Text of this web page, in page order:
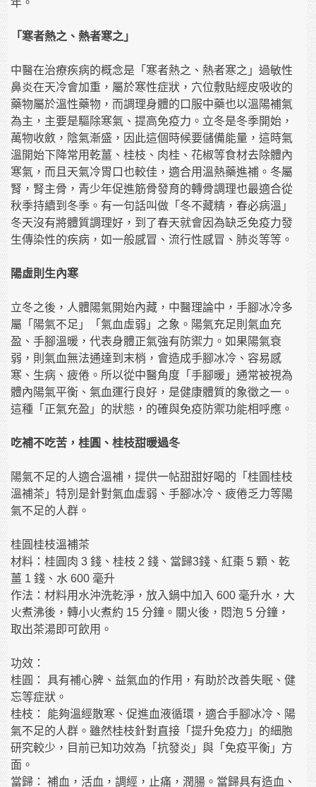
年。
「寒者熱之、熱者寒之」
中醫在治療疾病的概念是「寒者熱之、熱者寒之」過敏性
鼻炎在天冷會加重，屬於寒性症狀，穴位敷貼經皮吸收的
藥物屬於溫性藥物，而調理身體的口服中藥也以溫陽補氣
為主，主要是驅除寒氣、提高免疫力。立冬是冬季開始，
萬物收斂，陰氣漸盛，因此這個時候要儲備能量，這時氣
溫開始下降常用乾薑、桂枝、肉桂、花椒等食材去除體內
寒氣，而且天氣冷胃口也較佳，適合用溫熱藥進補。冬屬
腎，腎主骨，青少年促進筋骨發育的轉骨調理也最適合從
秋季持續到冬季。有一句話叫做「冬不藏精，春必病溫」
冬天沒有將體質調理好，到了春天就會因為缺乏免疫力發
生傳染性的疾病，如一般感冒、流行性感冒、肺炎等等。
陽虛則生內寒
立冬之後，人體陽氣開始內藏，中醫理論中，手腳冰冷多
屬「陽氣不足」「氣血虛弱」之象。陽氣充足則氣血充
盈、手腳溫暖，代表身體正氣強有防禦力。如果陽氣衰
弱，則氣血無法通達到末梢，會造成手腳冰冷、容易感
寒、生病、疲倦。所以從中醫角度「手腳暖」通常被視為
體內陽氣平衡、氣血運行良好，是健康體質的象徵之一。
這種「正氣充盈」的狀態，的確與免疫防禦功能相呼應。
吃補不吃苦，桂圓、桂枝甜暖過冬
陽氣不足的人適合溫補，提供一帖甜甜好喝的「桂圓桂枝
溫補茶」特別是針對氣血虛弱、手腳冰冷、疲倦乏力等陽
氣不足的人群。
桂圓桂枝溫補茶
材料：桂圓肉 3 錢、桂枝 2 錢、當歸3錢、紅棗 5 顆、乾
薑 1 錢、水 600 毫升
作法：材料用水沖洗乾淨，放入鍋中加入 600 毫升水，大
火煮沸後，轉小火煮約 15 分鐘。關火後，悶泡 5 分鐘，
取出茶湯即可飲用。
功效：
桂圓： 具有補心脾、益氣血的作用，有助於改善失眠、健
忘等症狀。
桂枝： 能夠溫經散寒、促進血液循環，適合手腳冰冷、陽
氣不足的人群。雖然桂枝針對直接「提升免疫力」的細胞
研究較少，目前已知功效為「抗發炎」與「免疫平衡」方
面。
當歸： 補血，活血，調經，止痛，潤腸。當歸具有造血、